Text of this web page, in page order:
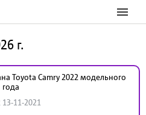
г.
Toyota Camry 2022 модельного
года
13-11-2021